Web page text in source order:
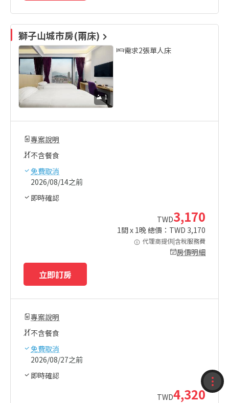
收藏
獅子山城市房(兩床)
1
需求2張單人床
專案說明
不含餐食
免費取消
2026/08/14之前
即時確認
TWD3,170
1間 x 1晚 總價：TWD 3,170
代理商提供|含稅服務費
房價明細
立即訂房
專案說明
不含餐食
免費取消
2026/08/27之前
即時確認
TWD4,320